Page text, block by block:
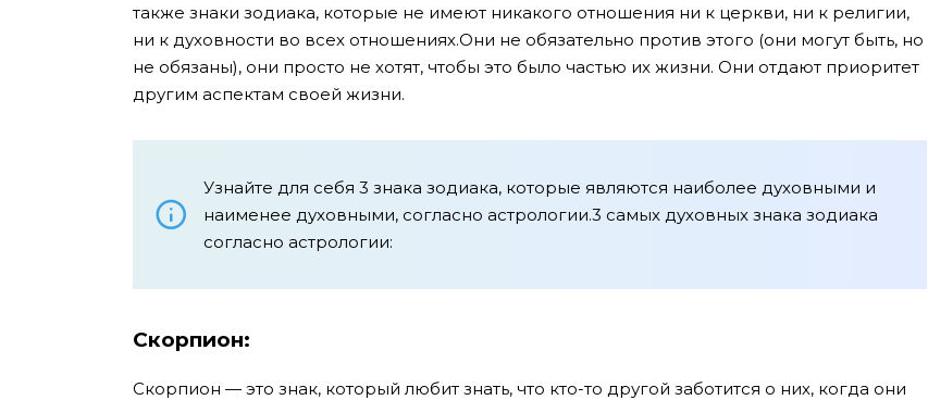
также знаки зодиака, которые не имеют никакого отношения ни к церкви, ни к религии,
ни к духовности во всех отношениях.Они не обязательно против этого (они могут быть, но
не обязаны), они просто не хотят, чтобы это было частью их жизни. Они отдают приоритет
другим аспектам своей жизни.
Узнайте для себя 3 знака зодиака, которые являются наиболее духовными и
наименее духовными, согласно астрологии.3 самых духовных знака зодиака
согласно астрологии:
Скорпион:
Скорпион — это знак, который любит знать, что кто-то другой заботится о них, когда они